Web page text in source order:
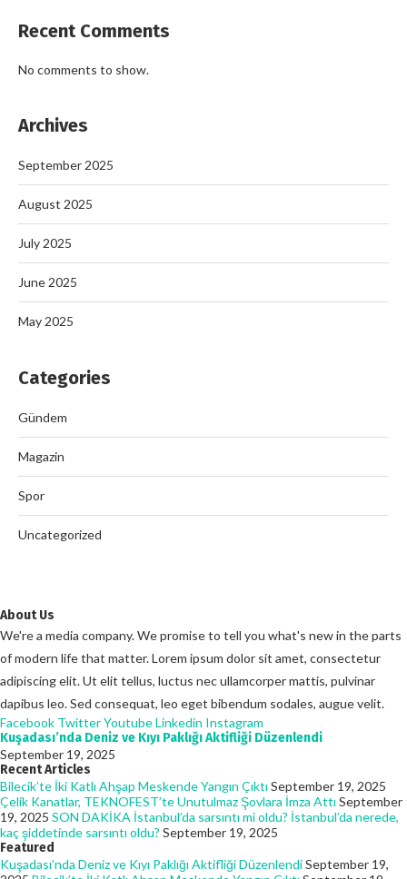
Recent Comments
No comments to show.
Archives
September 2025
August 2025
July 2025
June 2025
May 2025
Categories
Gündem
Magazin
Spor
Uncategorized
About Us
We're a media company. We promise to tell you what's new in the parts
of modern life that matter. Lorem ipsum dolor sit amet, consectetur
adipiscing elit. Ut elit tellus, luctus nec ullamcorper mattis, pulvinar
dapibus leo. Sed consequat, leo eget bibendum sodales, augue velit.
Facebook TwitterYoutubeLinkedin Instagram
Kuşadası’nda Deniz ve Kıyı Paklığı Aktifliği Düzenlendi
September 19, 2025
Recent Articles
Bilecik’te İki Katlı Ahşap Meskende Yangın Çıktı September 19, 2025
Çelik Kanatlar, TEKNOFEST’te Unutulmaz Şovlara İmza Attı September
19, 2025 SON DAKİKA İstanbul’da sarsıntı mi oldu? İstanbul’da nerede,
kaç şiddetinde sarsıntı oldu? September 19, 2025
Featured
Kuşadası’nda Deniz ve Kıyı Paklığı Aktifliği DüzenlendiSeptember 19,